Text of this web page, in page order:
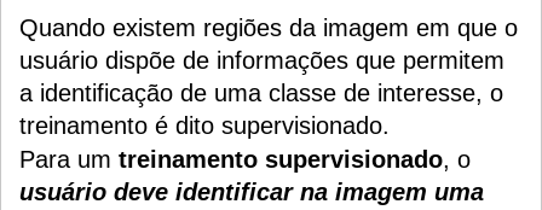
Quando existem regiões da imagem em que o
usuário dispõe de informações que permitem
a identificação de uma classe de interesse, o
treinamento é dito supervisionado.
Para um treinamento supervisionado, o
usuário deve identificar na imagem uma